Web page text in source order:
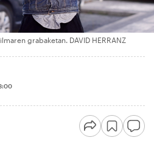
grabaketan. DAVID HERRANZ